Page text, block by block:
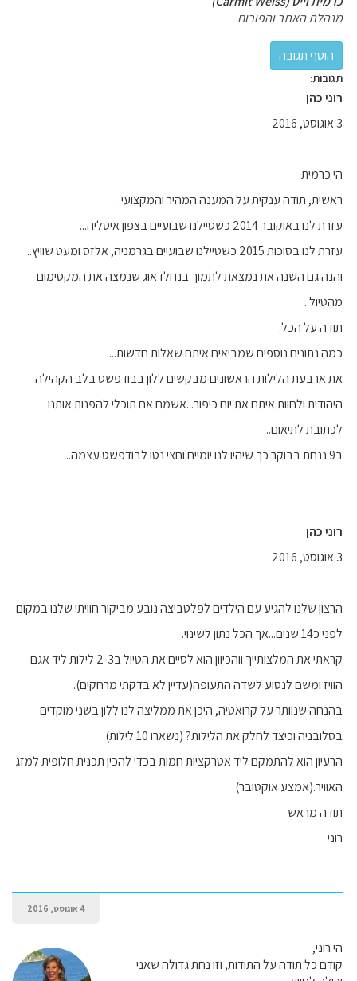
מנהלת האתר והפורום
תגובות:
רוני כהן
3 אוגוסט, 2016
הי כרמית
ראשית, תודה ענקית על המענה המהיר והמקצועי.
עזרת לנו באוקובר 2014 כשטיילנו שבועיים בצפון איטליה...
עזרת לנו בסוכות 2015 כשטיילנו שבועיים בגרמניה, אלזס ומעט שוויץ..
והנה גם השנה את נמצאת לתמוך בנו ולדאוג שנמצה את המקסימום
מהטיול..
תודה על הכל.
כמה נתונים נוספים שמביאים איתם שאלות חדשות...
את ארבעת הלילות הראשונים מבקשים ללון בבודפשט בלב הקהילה
היהודית ולחוות איתם את יום כיפור...אשמח אם תוכלי להפנות אותנו
לכתובת לתיאום..
ב9 ננחת בבוקר כך שיהיו לנו יומיים וחצי נטו לבודפשט עצמה..
רוני כהן
3 אוגוסט, 2016
הרצון שלנו להגיע עם הילדים לפלטביצה נובע מביקור חוויתי שלנו במקום
לפני כ14 שנים...אך הכל נתון לשינוי.
קראתי את המלצותייך ווהכיוון הוא לסיים את הטיול ב2-3 לילות ליד אגם
הוויז ומשם לנסוע לשדה התעופה(עדיין לא בדקתי מרחקים).
בהנחה שנוותר על קרואטיה, היכן את ממליצה לנו ללון בשני מוקדים
בסלובניה וכיצד לחלק את הלילות? (נשארו 10 לילות)
הרעיון הוא להתמקם ליד אטרקציות חמות בכדי להכין תכנית חלופית למזג
האוויר.(אמצע אוקטובר)
תודה מראש
רוני
4 אוגוסט, 2016
הי רוני,
קודם כל תודה על התודות, וזו נחת גדולה שאני